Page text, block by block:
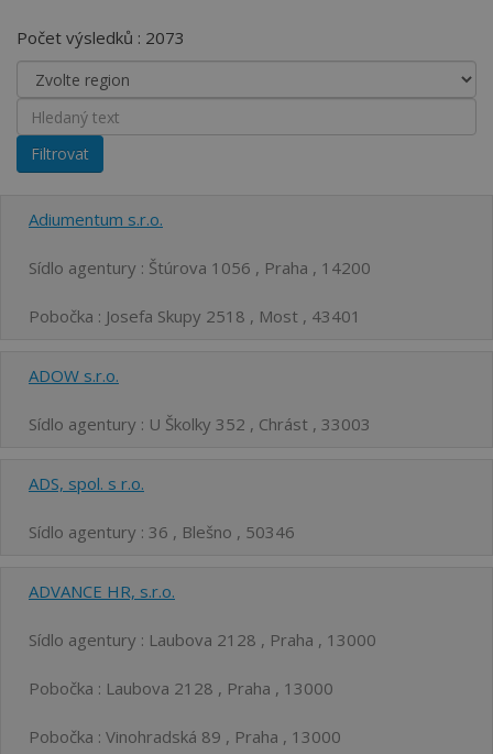
Počet výsledků : 2073
Adiumentum s.r.o.
Sídlo agentury : Štúrova 1056 , Praha , 14200
Pobočka : Josefa Skupy 2518 , Most , 43401
ADOW s.r.o.
Sídlo agentury : U Školky 352 , Chrást , 33003
ADS, spol. s r.o.
Sídlo agentury : 36 , Blešno , 50346
ADVANCE HR, s.r.o.
Sídlo agentury : Laubova 2128 , Praha , 13000
Pobočka : Laubova 2128 , Praha , 13000
Pobočka : Vinohradská 89 , Praha , 13000